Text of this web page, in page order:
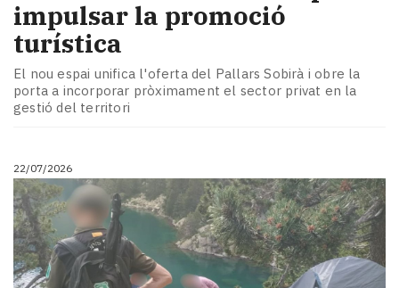
impulsar la promoció
turística
El nou espai unifica l'oferta del Pallars Sobirà i obre la
porta a incorporar pròximament el sector privat en la
gestió del territori
22/07/2026